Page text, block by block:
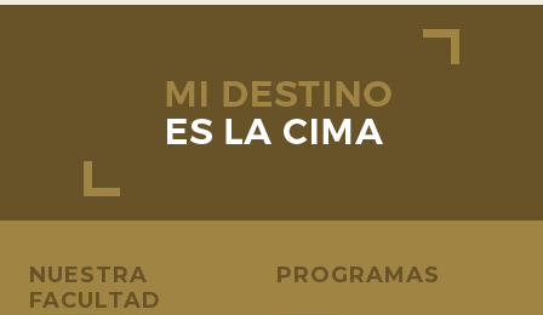
NUESTRA
FACULTAD
PROGRAMAS